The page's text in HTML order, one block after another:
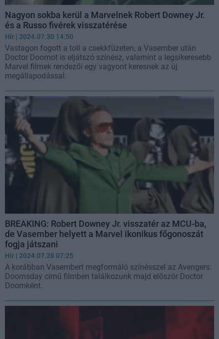
Nagyon sokba kerül a Marvelnek Robert Downey Jr.
és a Russo fivérek visszatérése
Hír | 2024.07.30 14:50
Vastagon fogott a toll a csekkfüzeten, a Vasember után
Doctor Doomot is eljátszó színész, valamint a legsikeresebb
Marvel filmek rendezői egy vagyont keresnek az új
megállapodással.
BREAKING: Robert Downey Jr. visszatér az MCU-ba,
de Vasember helyett a Marvel ikonikus főgonoszát
fogja játszani
Hír | 2024.07.28 07:25
A korábban Vasembert megformáló színésszel az Avengers:
Doomsday című filmben találkozunk majd először Doctor
Doomként.